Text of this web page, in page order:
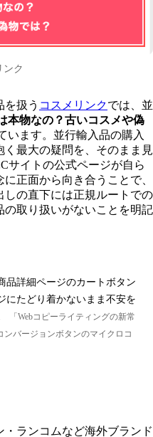
ンク
を扱う コスメリンクでは、並
本物なの？古いコスメや偽
います。並行輸入品の購入
最大の疑問を、そのまま見
サイトの公式ページが自ら
正面から向き合うことで、
の直下には正規ルートでの
取り扱いがないことを明記
品詳細ページのカートボタン
にたどり着かないまま不安を
「Webコピーライティングの新常
バージョンボタンのマイクロコ
ランコムなど海外ブランド